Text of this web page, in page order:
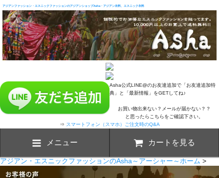
アジアンファッション・エスニックファッションのアジアンショップAsha・アジアン衣料、エスニック衣料
Asha公式LINE@のお友達追加で「お友達追加特
典」と「最新情報」をGETしてね♪
お買い物出来ない？メールが届かない？？
と思ったらこちらをご確認下さい。
⇒ スマートフォン（スマホ）ご注文時のQ&A
メニュー カートを見る
アジアン・エスニックファッションのAsha～アーシャー～ホーム >